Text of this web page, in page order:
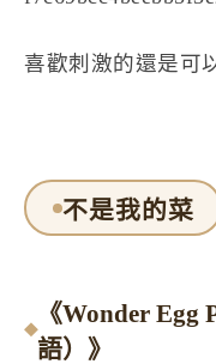
喜歡刺激的還是可
不是我的菜
《Wonder
語）》